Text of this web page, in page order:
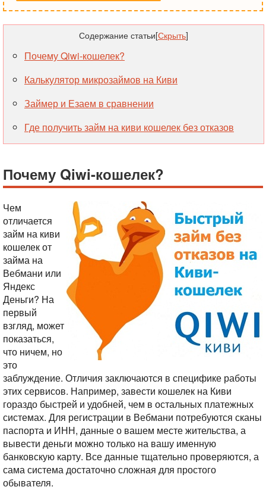
Содержание статьи[Скрыть]
Почему Qiwi-кошелек?
Калькулятор микрозаймов на Киви
Займер и Езаем в сравнении
Где получить займ на киви кошелек без отказов
Почему Qiwi-кошелек?
Чем
отличается
займ на киви
кошелек от
займа на
Вебмани или
Яндекс
Деньги? На
первый
взгляд, может
показаться,
что ничем, но
это
заблуждение. Отличия заключаются в специфике работы
этих сервисов. Например, завести кошелек на Киви
гораздо быстрей и удобней, чем в остальных платежных
системах. Для регистрации в Вебмани потребуются сканы
паспорта и ИНН, данные о вашем месте жительства, а
вывести деньги можно только на вашу именную
банковскую карту. Все данные тщательно проверяются, а
сама система достаточно сложная для простого
обывателя.